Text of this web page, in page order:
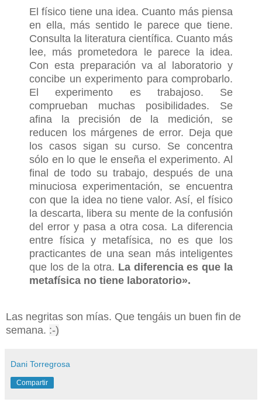
El físico tiene una idea. Cuanto más piensa
en ella, más sentido le parece que tiene.
Consulta la literatura científica. Cuanto más
lee, más prometedora le parece la idea.
Con esta preparación va al laboratorio y
concibe un experimento para comprobarlo.
El experimento es trabajoso. Se
comprueban muchas posibilidades. Se
afina la precisión de la medición, se
reducen los márgenes de error. Deja que
los casos sigan su curso. Se concentra
sólo en lo que le enseña el experimento. Al
final de todo su trabajo, después de una
minuciosa experimentación, se encuentra
con que la idea no tiene valor. Así, el físico
la descarta, libera su mente de la confusión
del error y pasa a otra cosa. La diferencia
entre física y metafísica, no es que los
practicantes de una sean más inteligentes
que los de la otra. La diferencia es que la
metafísica no tiene laboratorio».
Las negritas son mías. Que tengáis un buen fin de
semana. :-)
Dani Torregrosa
Compartir